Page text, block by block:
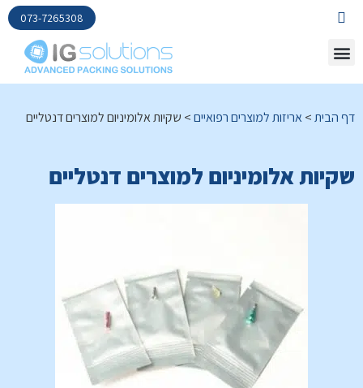
073-7265308
דף הבית>אריזות למוצרים רפואיים> שקיות אלומיניום למוצרים דנטליים
שקיות אלומיניום למוצרים דנטליים